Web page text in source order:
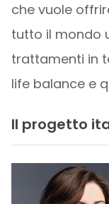
che vuole
tutto il mondo
trattamenti in
life balance e
Il progetto